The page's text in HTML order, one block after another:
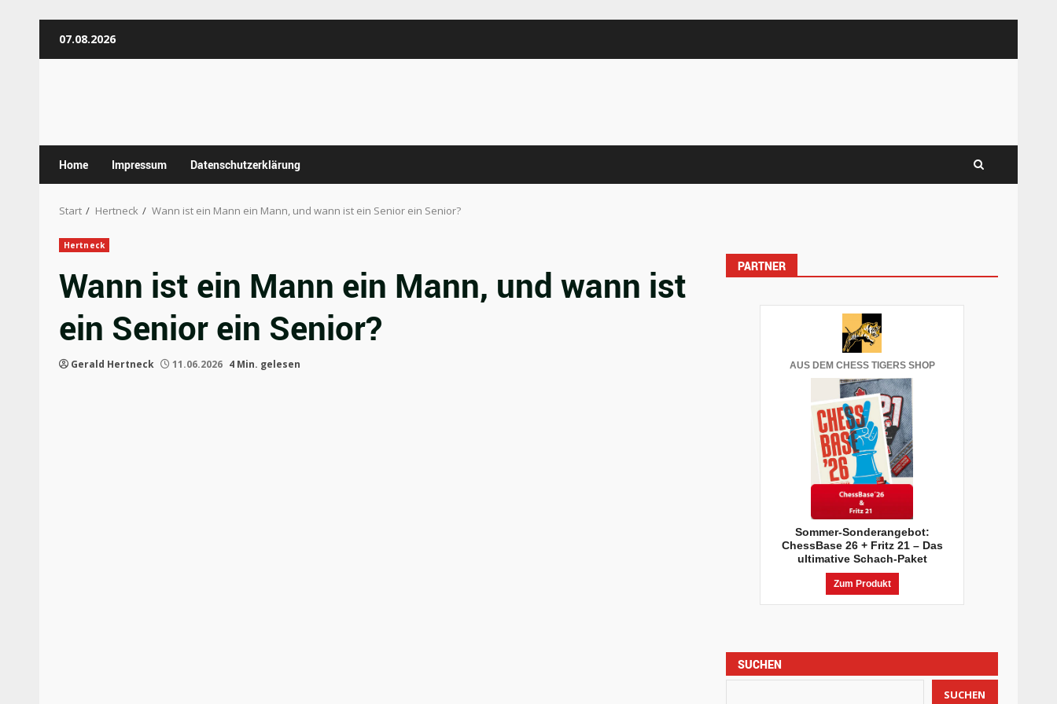
Inhalt07.08.2026
Home Impressum Datenschutzerklärung
Start Hertneck Wann ist ein Mann ein Mann, und wann ist ein Senior ein Senior?
Hertneck
Wann ist ein Mann ein Mann, und wann ist
ein Senior ein Senior?
Gerald Hertneck 11.06.2026 4 Min. gelesen
PARTNER
AUS DEM CHESS TIGERS SHOP
Sommer-Sonderangebot:
ChessBase 26 + Fritz 21 – Das
ultimative Schach-Paket
Zum Produkt
SUCHEN
SUCHEN